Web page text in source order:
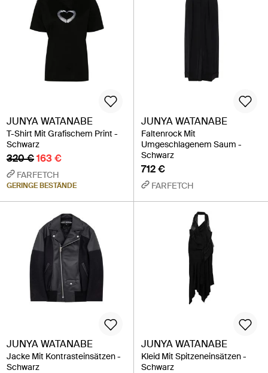
JUNYA WATANABE
T-Shirt Mit Grafischem Print -
Schwarz
320 €163 €
FARFETCH
GERINGE BESTÄNDE
JUNYA WATANABE
Faltenrock Mit
Umgeschlagenem Saum -
Schwarz
712 €
FARFETCH
JUNYA WATANABE
Jacke Mit Kontrasteinsätzen -
Schwarz
JUNYA WATANABE
Kleid Mit Spitzeneinsätzen -
Schwarz